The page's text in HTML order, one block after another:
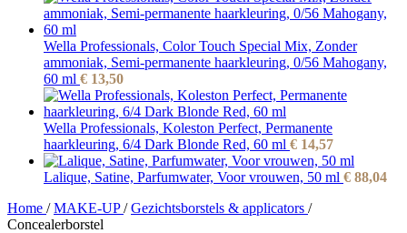
Wella Professionals, Color Touch Special Mix, Zonder
ammoniak, Semi-permanente haarkleuring, 0/56 Mahogany,
60 ml € 13,50
Wella Professionals, Koleston Perfect, Permanente
haarkleuring, 6/4 Dark Blonde Red, 60 ml € 14,57
Lalique, Satine, Parfumwater, Voor vrouwen, 50 ml € 88,04
Home / MAKE-UP/ Gezichtsborstels & applicators /
Concealerborstel